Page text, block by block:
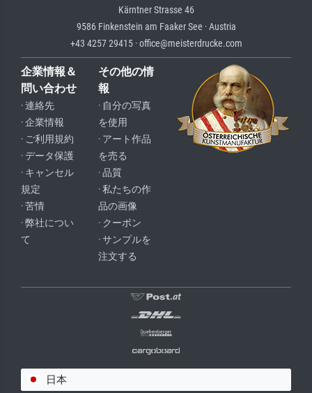
Kärntner Strasse 46
9586 Finkenstein am Faaker See · Austria
+43 4257 29415 · office@meisterdrucke.com
企業情報＆
問い合わせ
· 連絡先
· 企業情報
· ご利用規約
· データ保護
· キャンセル
規定
· 苦情
· 弊社につい
て
その他の情
報
· 自分の写真
を使用
· アート作品
を売る
· 品質
· 私たちの作
品の画像
· クーポン
· サンプルを
注文する
日本